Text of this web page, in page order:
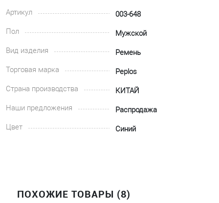
Артикул
003-648
Пол
Мужской
Вид изделия
Ремень
Торговая марка
Peplos
Страна производства
КИТАЙ
Наши предложения
Распродажа
Цвет
Синий
ПОХОЖИЕ ТОВАРЫ (8)